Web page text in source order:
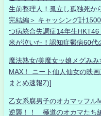
生前整理人！孤立し孤独死か
完結編＞ キャッシング計
つ病統合失調症14年生
米が泣いた！認知症鬱病60代
魔法熟女/美魔女ッ娘メグみ
MAX！ ニート仙人仙女の映
まとめ速報Z)]
乙女系腐男子のオカマッフ
逆襲！！ 極道のオカマたち